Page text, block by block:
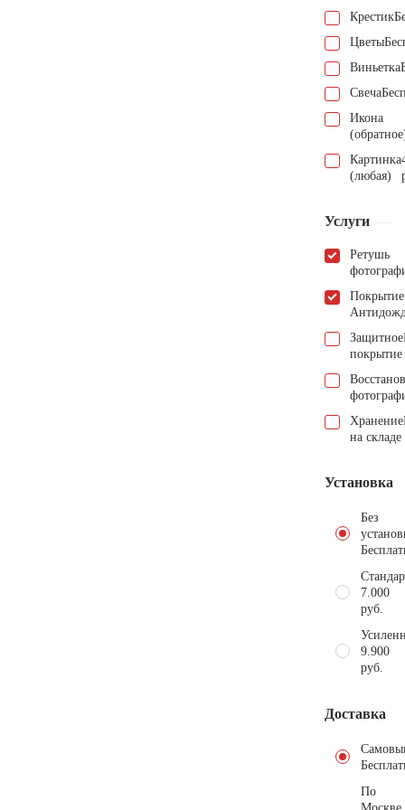
Крестик
Цветы
Виньетка
Свеча
Икона
Картинка
(любая)
Услуги
Ретушь
Покрытие
Защитное
покрытие
Хранение
на складе
Установка
Без
7.000
руб.
9.900
руб.
Доставка
По